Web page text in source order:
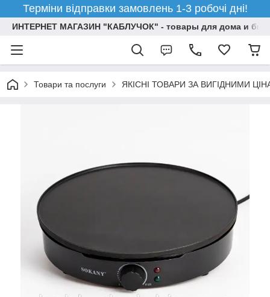
Терміни відправки замовлень 1-3 робочі дні!
ИНТЕРНЕТ МАГАЗИН "КАБЛУЧОК" - товары для дома и
Товари та послуги ЯКІСНІ ТОВАРИ ЗА ВИГІДНИМИ